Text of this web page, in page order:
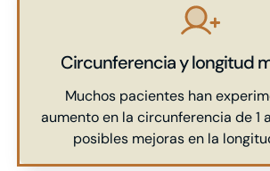
Circunferencia y longitud
Muchos pacientes han
aumento en la circunferencia de 1
posibles mejoras en la